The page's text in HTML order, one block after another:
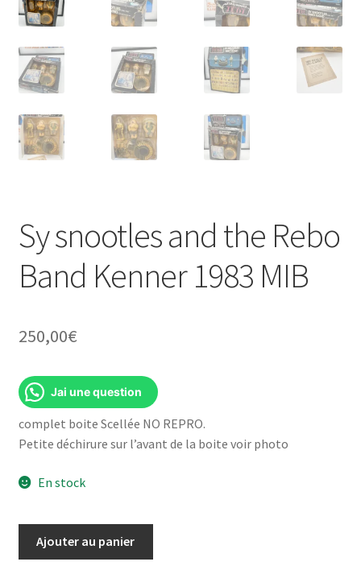
Sy snootles and the Rebo
Band Kenner 1983 MIB
250,00€
Jai une question
complet boite Scellée NO REPRO.
Petite déchirure sur l’avant de la boite voir photo
En stock
Ajouter au panier